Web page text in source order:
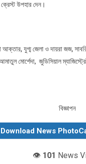
ক্রেস্ট উপহার দেন।
যুগ্ম জেলা ও দায়রা জজ,
আমাতুল মোর্শেদা, জুডিসিয়াল
বিজ্ঞাপন
News
👁️ 101 News